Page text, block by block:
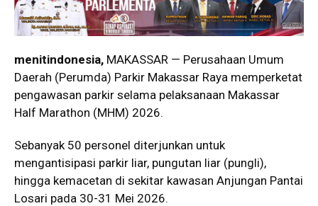
menitindonesia, MAKASSAR — Perusahaan Umum
Daerah (Perumda) Parkir Makassar Raya memperketat
pengawasan parkir selama pelaksanaan Makassar
Half Marathon (MHM) 2026.
Sebanyak 50 personel diterjunkan untuk
mengantisipasi parkir liar, pungutan liar (pungli),
hingga kemacetan di sekitar kawasan Anjungan Pantai
Losari pada 30-31 Mei 2026.